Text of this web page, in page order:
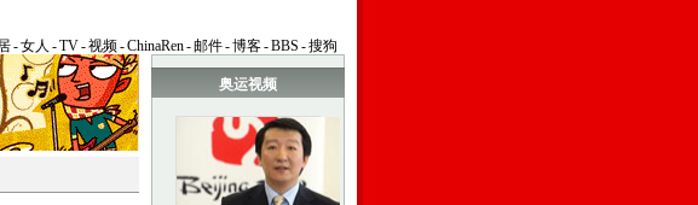
-女人 -TV-视频-ChinaRen-邮件-博客-BBS -搜狗
奥运视频